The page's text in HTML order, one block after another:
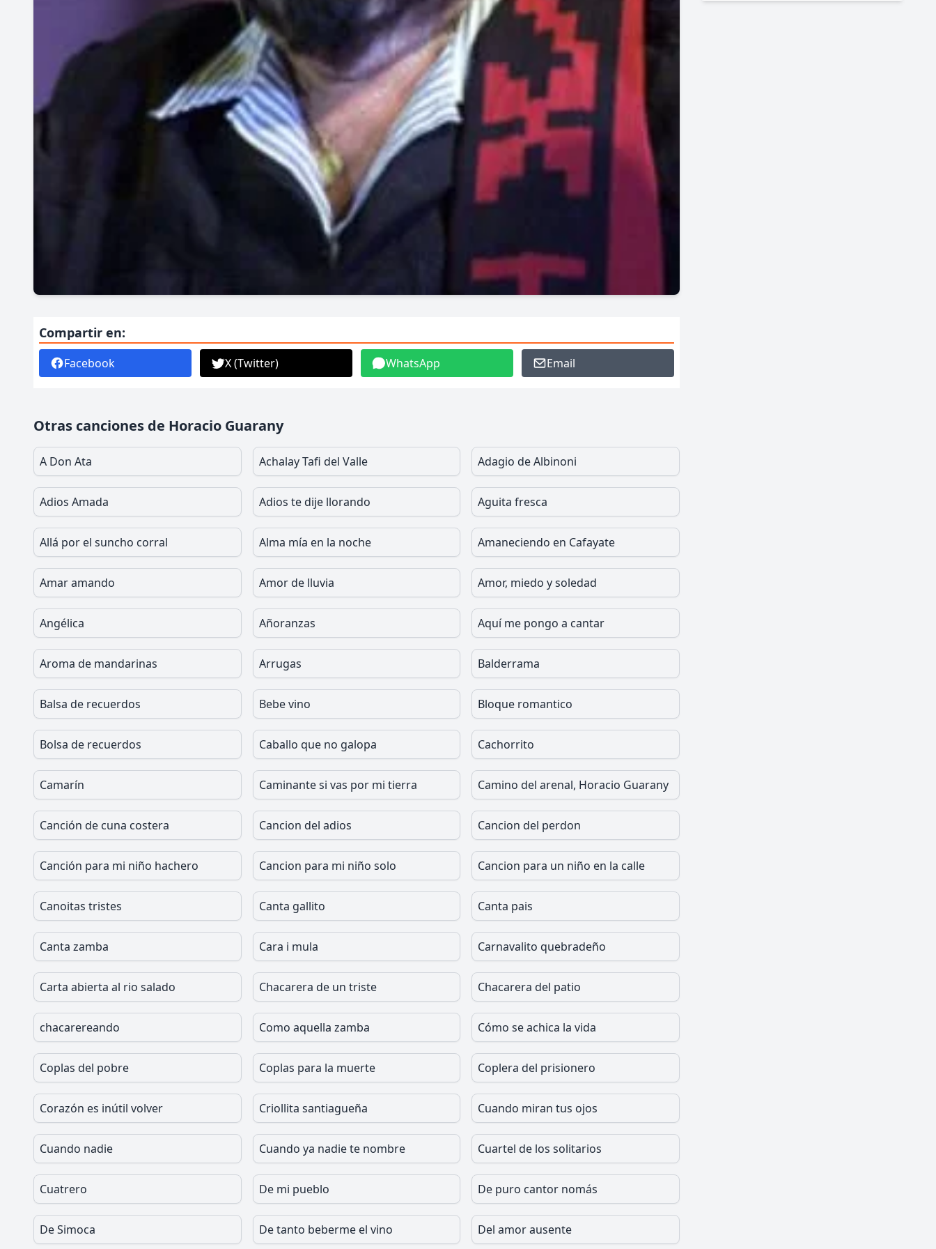
Compartir en:
Facebook X (Twitter) WhatsApp Email
Otras canciones de Horacio Guarany
A Don Ata Achalay Tafi del Valle Adagio de Albinoni
Adios Amada Adios te dije llorando Aguita fresca
Allá por el suncho corral Alma mía en la noche Amaneciendo en Cafayate
Amar amando Amor de lluvia Amor, miedo y soledad
Angélica Añoranzas Aquí me pongo a cantar
Aroma de mandarinas Arrugas Balderrama
Balsa de recuerdos Bebe vino Bloque romantico
Bolsa de recuerdos Caballo que no galopa Cachorrito
Camarín Caminante si vas por mi tierra Camino del arenal, Horacio Guarany
Canción de cuna costera Cancion del adios Cancion del perdon
Canción para mi niño hachero Cancion para mi niño solo Cancion para un niño en la calle
Canoitas tristes Canta gallito Canta pais
Canta zamba Cara i mula Carnavalito quebradeño
Carta abierta al rio salado Chacarera de un triste Chacarera del patio
chacarereando Como aquella zamba Cómo se achica la vida
Coplas del pobre Coplas para la muerte Coplera del prisionero
Corazón es inútil volver Criollita santiagueña Cuando miran tus ojos
Cuando nadie Cuando ya nadie te nombre Cuartel de los solitarios
Cuatrero De mi pueblo De puro cantor nomás
De Simoca De tanto beberme el vino Del amor ausente